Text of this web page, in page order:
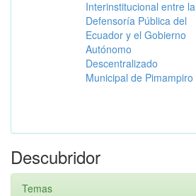
Interinstitucional entre la
Defensoría Pública del
Ecuador y el Gobierno
Autónomo
Descentralizado
Municipal de Pimampiro
Descubridor
Temas